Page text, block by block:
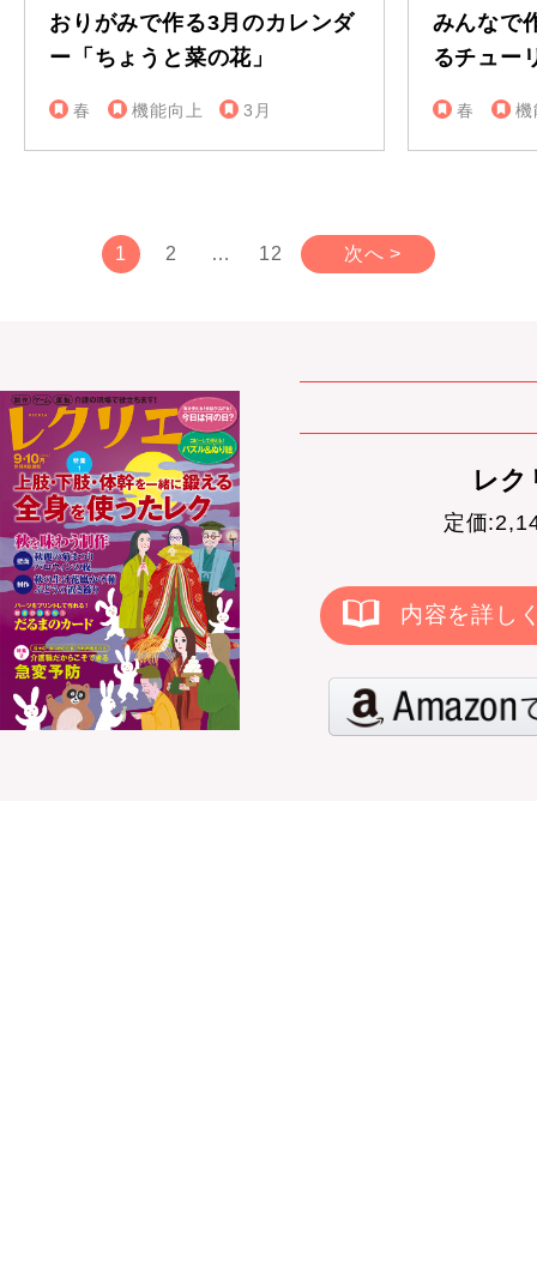
おりがみで作る3月のカレンダ
ー「ちょうと菜の花」
春 機能向上 3月
みんなで
るチュー
春 機
1 2 … 12 次へ >
レ
定価
内容を詳し